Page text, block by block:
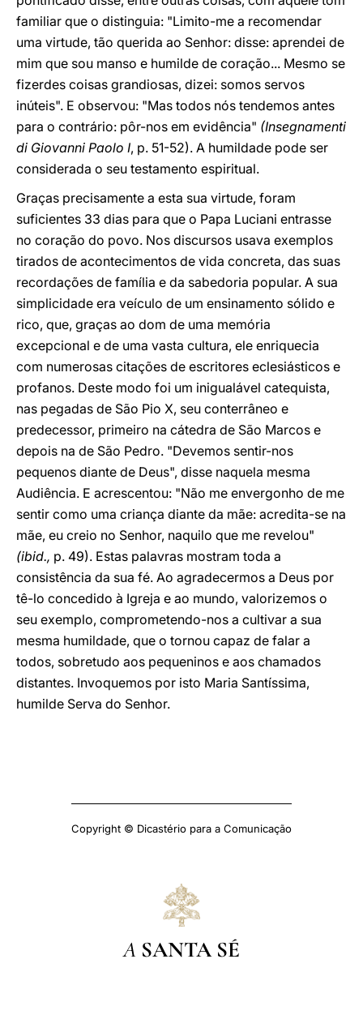
familiar que o distinguia: "Limito-me a recomendar
uma virtude, tão querida ao Senhor: disse: aprendei de
mim que sou manso e humilde de coração... Mesmo se
fizerdes coisas grandiosas, dizei: somos servos
inúteis". E observou: "Mas todos nós tendemos antes
para o contrário: pôr-nos em evidência" (Insegnamenti
di Giovanni Paolo I, p. 51-52). A humildade pode ser
considerada o seu testamento espiritual.
Graças precisamente a esta sua virtude, foram
suficientes 33 dias para que o Papa Luciani entrasse
no coração do povo. Nos discursos usava exemplos
tirados de acontecimentos de vida concreta, das suas
recordações de família e da sabedoria popular. A sua
simplicidade era veículo de um ensinamento sólido e
rico, que, graças ao dom de uma memória
excepcional e de uma vasta cultura, ele enriquecia
com numerosas citações de escritores eclesiásticos e
profanos. Deste modo foi um inigualável catequista,
nas pegadas de São Pio X, seu conterrâneo e
predecessor, primeiro na cátedra de São Marcos e
depois na de São Pedro. "Devemos sentir-nos
pequenos diante de Deus", disse naquela mesma
Audiência. E acrescentou: "Não me envergonho de me
sentir como uma criança diante da mãe: acredita-se na
mãe, eu creio no Senhor, naquilo que me revelou"
(ibid., p. 49). Estas palavras mostram toda a
consistência da sua fé. Ao agradecermos a Deus por
tê-lo concedido à Igreja e ao mundo, valorizemos o
seu exemplo, comprometendo-nos a cultivar a sua
mesma humildade, que o tornou capaz de falar a
todos, sobretudo aos pequeninos e aos chamados
distantes. Invoquemos por isto Maria Santíssima,
humilde Serva do Senhor.
Copyright © Dicastério para a Comunicação
A SANTA SÉ